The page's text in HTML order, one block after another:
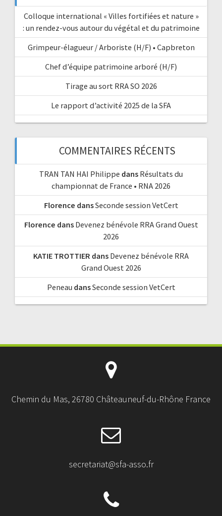
Colloque international « Villes fortifiées et nature »
: un rendez-vous autour du végétal et du patrimoine
Grimpeur-élagueur / Arboriste (H/F) • Capbreton
Chef d’équipe patrimoine arboré (H/F)
Tirage au sort RRA SO 2026
Le rapport d’activité 2025 de la SFA
COMMENTAIRES RÉCENTS
TRAN TAN HAI Philippe dans Résultats du
championnat de France • RNA 2026
Florence dansSeconde session VetCert
Florence dans Devenez bénévole RRA Grand Ouest
2026
KATIE TROTTIER dans Devenez bénévole RRA
Grand Ouest 2026
Peneau dansSeconde session VetCert
Chemin du Mas, 26780 Châteauneuf-du-Rhône France
secretariat@sfa-asso.fr